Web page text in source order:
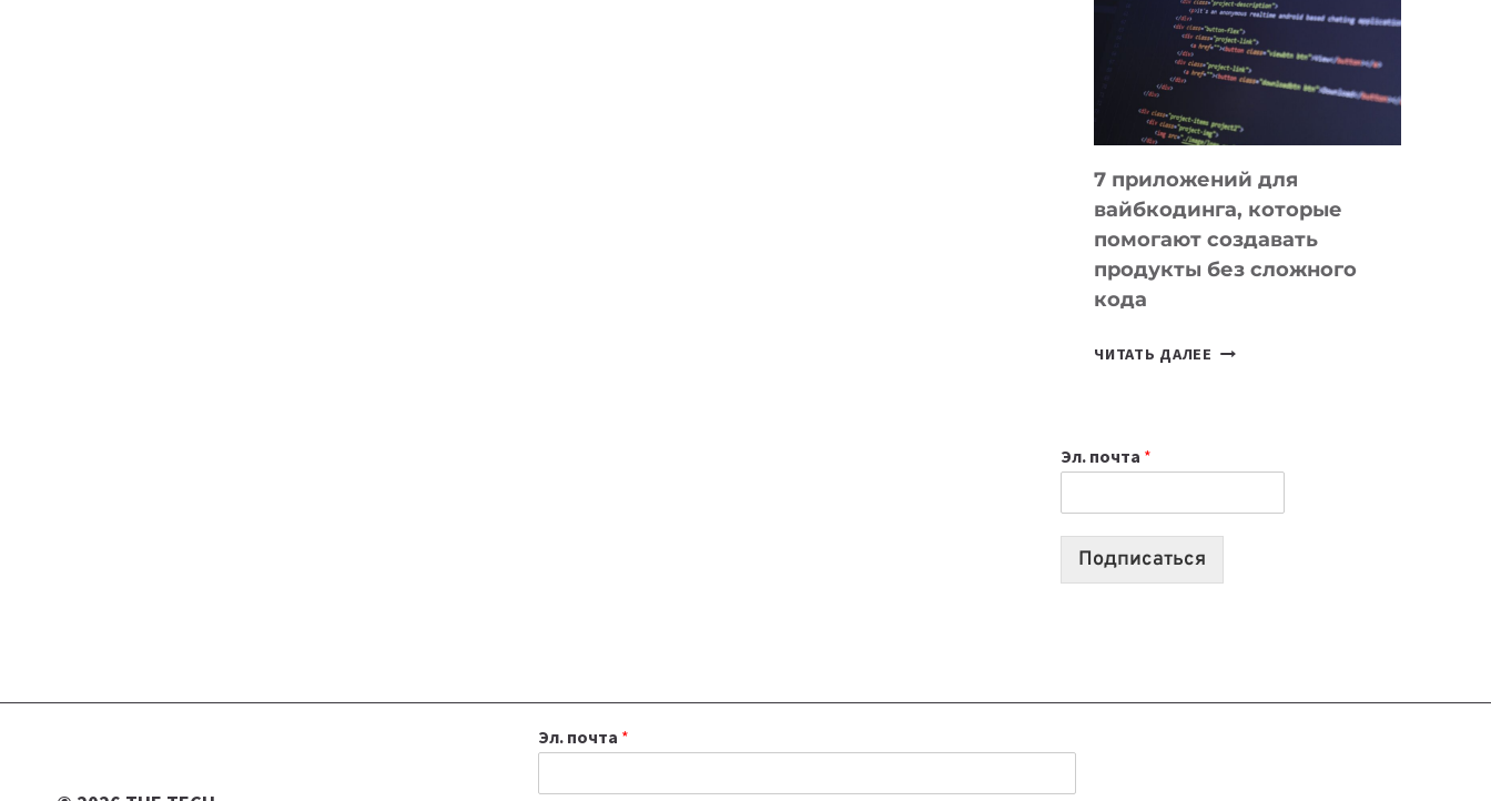
ИНСТРУМЕНТОВ
ДЛЯ
РАБОТЫ
7 приложений для
вайбкодинга, которые
помогают создавать
продукты без сложного
кода
ЧИТАТЬ ДАЛЕЕ
СОЗДАВАТЬ
ПРОДУКТЫ
Эл. почта *
Подписаться
Эл. почта *